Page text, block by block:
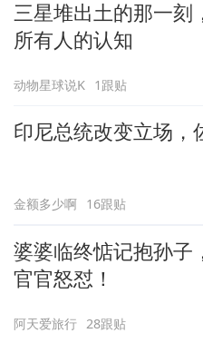
三星堆出土的那一刻
所有人的认知
动物星球说K 1跟贴
印尼总统改变立场，
金额多少啊 16跟贴
婆婆临终惦记抱孙子
官官怒怼！
阿天爱旅行 28跟贴